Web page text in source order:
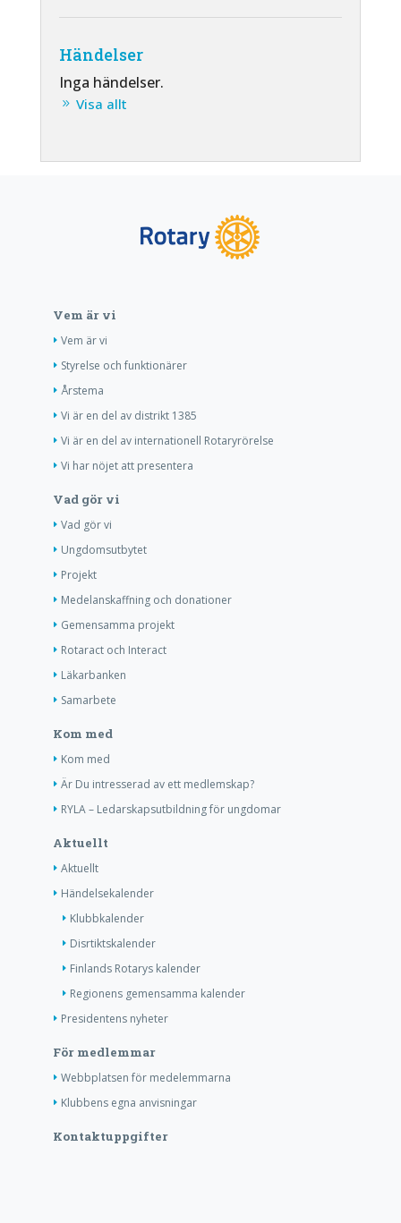
Händelser
Inga händelser.
Visa allt
Vem är vi
Vem är vi
Styrelse och funktionärer
Årstema
Vi är en del av distrikt 1385
Vi är en del av internationell Rotaryrörelse
Vi har nöjet att presentera
Vad gör vi
Vad gör vi
Ungdomsutbytet
Projekt
Medelanskaffning och donationer
Gemensamma projekt
Rotaract och Interact
Läkarbanken
Samarbete
Kom med
Kom med
Är Du intresserad av ett medlemskap?
RYLA – Ledarskapsutbildning för ungdomar
Aktuellt
Aktuellt
Händelsekalender
Klubbkalender
Disrtiktskalender
Finlands Rotarys kalender
Regionens gemensamma kalender
Presidentens nyheter
För medlemmar
Webbplatsen för medelemmarna
Klubbens egna anvisningar
Kontaktuppgifter